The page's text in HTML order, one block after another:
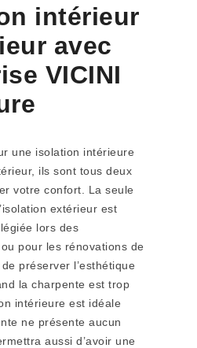
intérieur
avec
VICINI
une isolation intérieure
ils sont tous deux
votre confort. La seule
extérieur est
lors des
pour les rénovations de
préserver l’esthétique
la charpente est trop
intérieure est idéale
ne présente aucun
aussi d’avoir une